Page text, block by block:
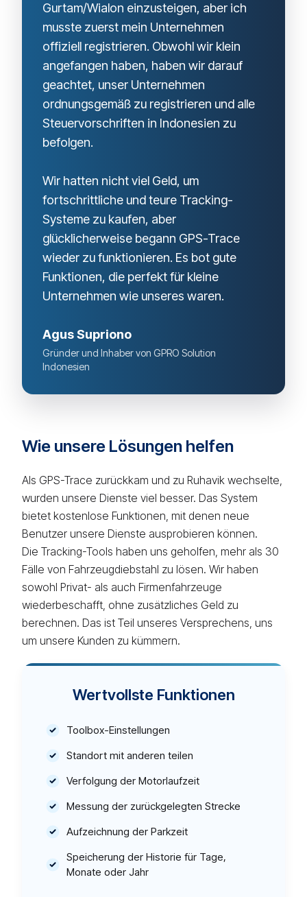
Gurtam/Wialon einzusteigen, aber ich
musste zuerst mein Unternehmen
offiziell registrieren. Obwohl wir klein
angefangen haben, haben wir darauf
geachtet, unser Unternehmen
ordnungsgemäß zu registrieren und alle
Steuervorschriften in Indonesien zu
befolgen.
Wir hatten nicht viel Geld, um
fortschrittliche und teure Tracking-
Systeme zu kaufen, aber
glücklicherweise begann GPS-Trace
wieder zu funktionieren. Es bot gute
Funktionen, die perfekt für kleine
Unternehmen wie unseres waren.
Agus Supriono
Gründer und Inhaber von GPRO Solution
Indonesien
Wie unsere Lösungen helfen
Als GPS-Trace zurückkam und zu Ruhavik wechselte,
wurden unsere Dienste viel besser. Das System
bietet kostenlose Funktionen, mit denen neue
Benutzer unsere Dienste ausprobieren können.
Die Tracking-Tools haben uns geholfen, mehr als 30
Fälle von Fahrzeugdiebstahl zu lösen. Wir haben
sowohl Privat- als auch Firmenfahrzeuge
wiederbeschafft, ohne zusätzliches Geld zu
berechnen. Das ist Teil unseres Versprechens, uns
um unsere Kunden zu kümmern.
Wertvollste Funktionen
Toolbox-Einstellungen
Standort mit anderen teilen
Verfolgung der Motorlaufzeit
Messung der zurückgelegten Strecke
Aufzeichnung der Parkzeit
Speicherung der Historie für Tage,
Monate oder Jahr